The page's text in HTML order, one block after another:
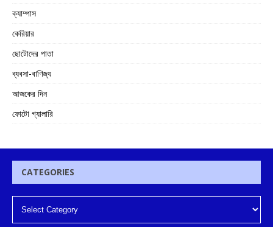
ক্যাম্পাস
কেরিয়ার
ছোটোদের পাতা
ব্যবসা-বাণিজ্য
আজকের দিন
ফোটো গ্যালারি
CATEGORIES